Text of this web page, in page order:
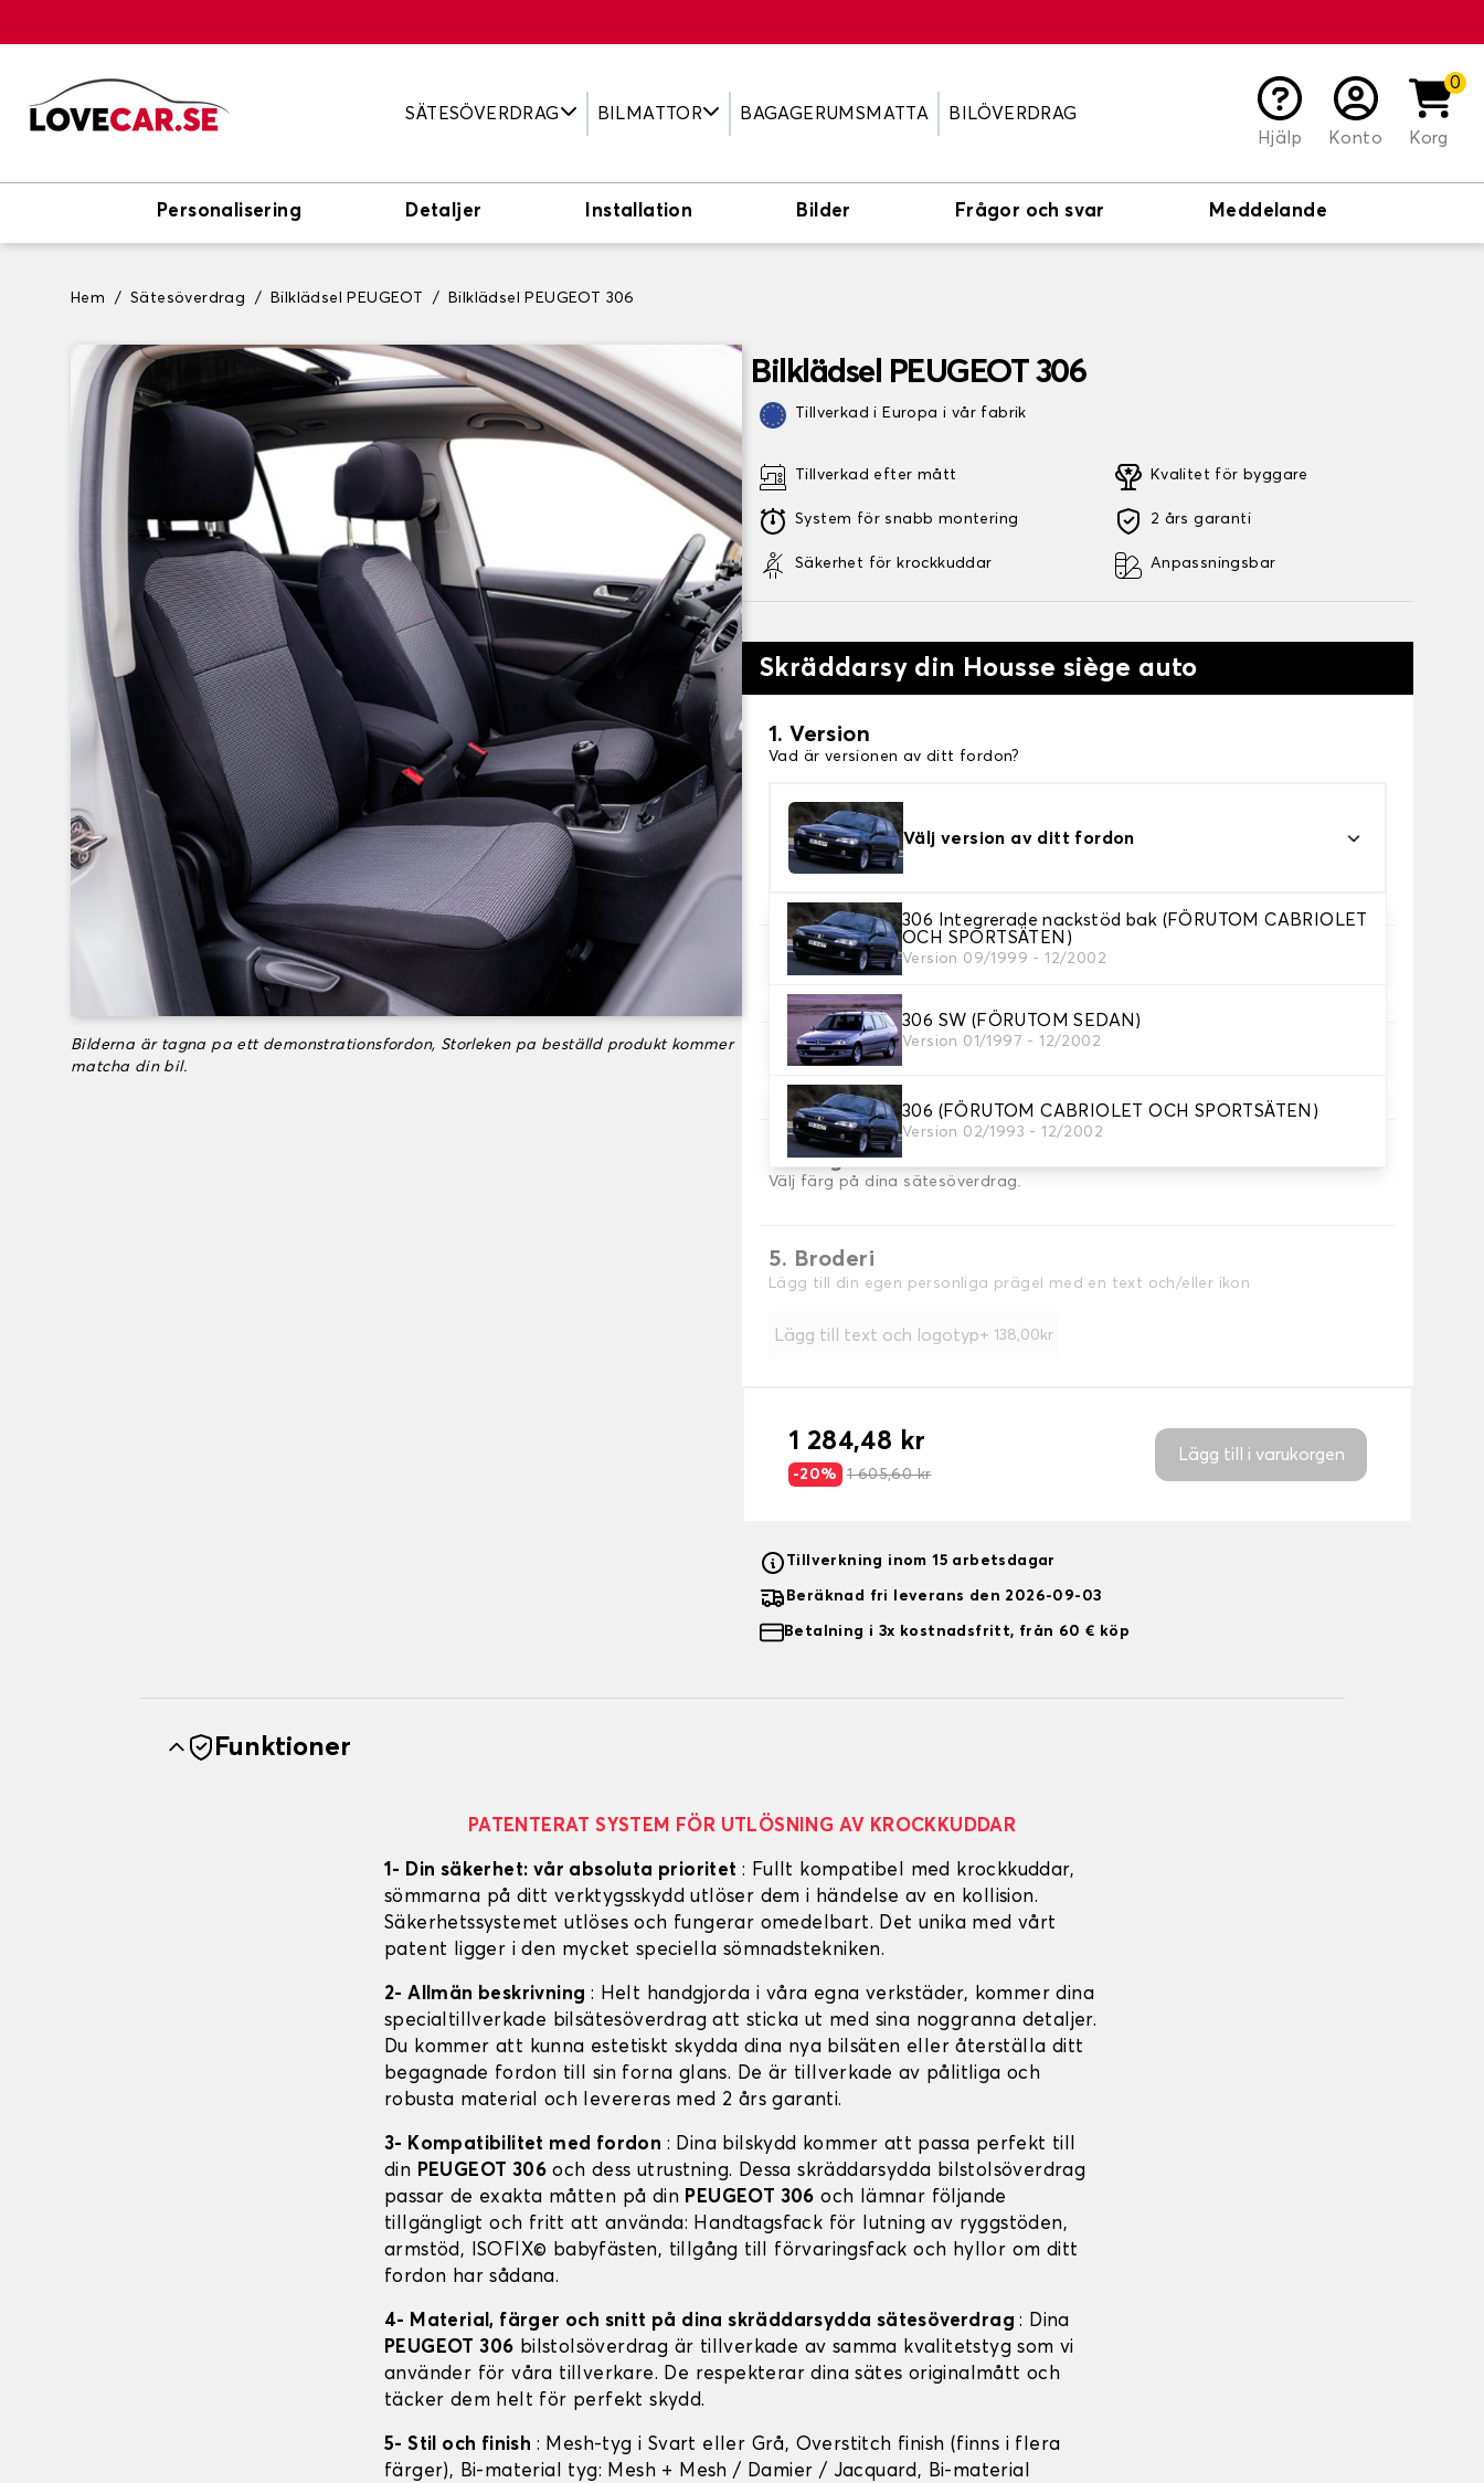
SÄTESÖVERDRAG BILMATTOR BAGAGERUMSMATTA
BILÖVERDRAG
Hjälp
Konto
0
Korg
Personalisering Detaljer Installation Bilder Frågor och svar Meddelande
Hem Sätesöverdrag Bilklädsel PEUGEOT Bilklädsel PEUGEOT 306
Bilderna är tagna pa ett demonstrationsfordon, Storleken pa beställd produkt kommer
matcha din bil.
Bilklädsel PEUGEOT 306
Tillverkad i Europa i vår fabrik
Tillverkad efter mått
System för snabb montering
Säkerhet för krockkuddar
Kvalitet för byggare
2 års garanti
Anpassningsbar
Skräddarsy din Housse siège auto
1. Version
Vad är versionen av ditt fordon?
Välj version av ditt fordon
306 Integrerade nackstöd bak (FÖRUTOM CABRIOLET
OCH SPORTSÄTEN)
Version 09/1999 - 12/2002
306 SW (FÖRUTOM SEDAN)
Version 01/1997 - 12/2002
306 (FÖRUTOM CABRIOLET OCH SPORTSÄTEN)
Version 02/1993 - 12/2002
2. Val av spel
3. Material
Välj material för dina omslag.
4. Färg
Välj färg på dina sätesöverdrag.
5. Broderi
Lägg till din egen personliga prägel med en text och/eller ikon
Lägg till text och logotyp + 138,00kr
1 284,48 kr
-20% 1 605,60 kr
Lägg till i varukorgen
Tillverkning inom 15 arbetsdagar
Beräknad fri leverans den 2026-09-03
Betalning i 3x kostnadsfritt, från 60 € köp
Funktioner
PATENTERAT SYSTEM FÖR UTLÖSNING AV KROCKKUDDAR
1- Din säkerhet: vår absoluta prioritet : Fullt kompatibel med krockkuddar,
sömmarna på ditt verktygsskydd utlöser dem i händelse av en kollision.
Säkerhetssystemet utlöses och fungerar omedelbart. Det unika med vårt
patent ligger i den mycket speciella sömnadstekniken.
2- Allmän beskrivning : Helt handgjorda i våra egna verkstäder, kommer dina
specialtillverkade bilsätesöverdrag att sticka ut med sina noggranna detaljer.
Du kommer att kunna estetiskt skydda dina nya bilsäten eller återställa ditt
begagnade fordon till sin forna glans. De är tillverkade av pålitliga och
robusta material och levereras med 2 års garanti.
3- Kompatibilitet med fordon : Dina bilskydd kommer att passa perfekt till
din PEUGEOT 306 och dess utrustning. Dessa skräddarsydda bilstolsöverdrag
passar de exakta måtten på din PEUGEOT 306 och lämnar följande
tillgängligt och fritt att använda: Handtagsfack för lutning av ryggstöden,
armstöd, ISOFIX© babyfästen, tillgång till förvaringsfack och hyllor om ditt
fordon har sådana.
4- Material, färger och snitt på dina skräddarsydda sätesöverdrag: Dina
PEUGEOT 306 bilstolsöverdrag är tillverkade av samma kvalitetstyg som vi
använder för våra tillverkare. De respekterar dina sätes originalmått och
täcker dem helt för perfekt skydd.
5- Stil och finish : Mesh-tyg i Svart eller Grå, Overstitch finish (finns i flera
färger), Bi-material tyg: Mesh + Mesh / Damier / Jacquard, Bi-material